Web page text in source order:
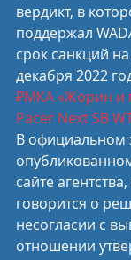
вердикт, в
поддержал
срок санкций
декабря 2022
₽МКА «Жорин и
Pacer Next SB
В официальном
сайте
говорится о
несогласии с
отношении